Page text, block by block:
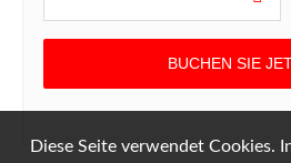
Diese Seite verwendet Cookies.